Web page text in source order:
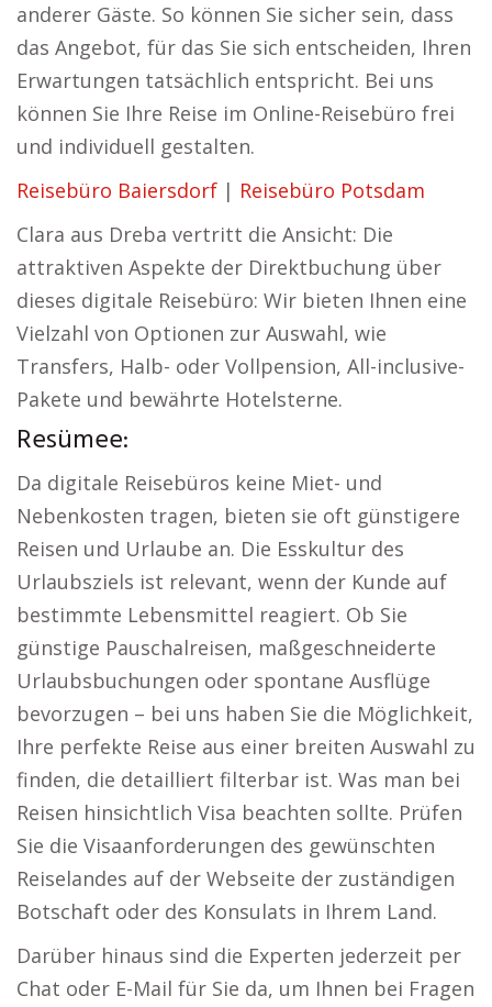
anderer Gäste. So können Sie sicher sein, dass
das Angebot, für das Sie sich entscheiden, Ihren
Erwartungen tatsächlich entspricht. Bei uns
können Sie Ihre Reise im Online-Reisebüro frei
und individuell gestalten.
Reisebüro Baiersdorf | Reisebüro Potsdam
Clara aus Dreba vertritt die Ansicht: Die
attraktiven Aspekte der Direktbuchung über
dieses digitale Reisebüro: Wir bieten Ihnen eine
Vielzahl von Optionen zur Auswahl, wie
Transfers, Halb- oder Vollpension, All-inclusive-
Pakete und bewährte Hotelsterne.
Resümee:
Da digitale Reisebüros keine Miet- und
Nebenkosten tragen, bieten sie oft günstigere
Reisen und Urlaube an. Die Esskultur des
Urlaubsziels ist relevant, wenn der Kunde auf
bestimmte Lebensmittel reagiert. Ob Sie
günstige Pauschalreisen, maßgeschneiderte
Urlaubsbuchungen oder spontane Ausflüge
bevorzugen – bei uns haben Sie die Möglichkeit,
Ihre perfekte Reise aus einer breiten Auswahl zu
finden, die detailliert filterbar ist. Was man bei
Reisen hinsichtlich Visa beachten sollte. Prüfen
Sie die Visaanforderungen des gewünschten
Reiselandes auf der Webseite der zuständigen
Botschaft oder des Konsulats in Ihrem Land.
Darüber hinaus sind die Experten jederzeit per
Chat oder E-Mail für Sie da, um Ihnen bei Fragen